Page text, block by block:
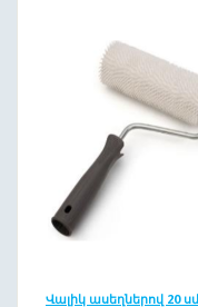
Վալիկ ասեղներով 20 սմ